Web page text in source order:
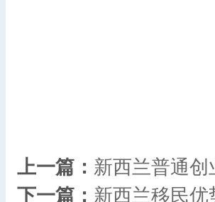
上一篇： 新西兰普通
下一篇： 新西兰移民优